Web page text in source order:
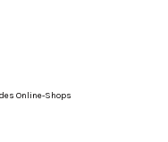
Online-Shops